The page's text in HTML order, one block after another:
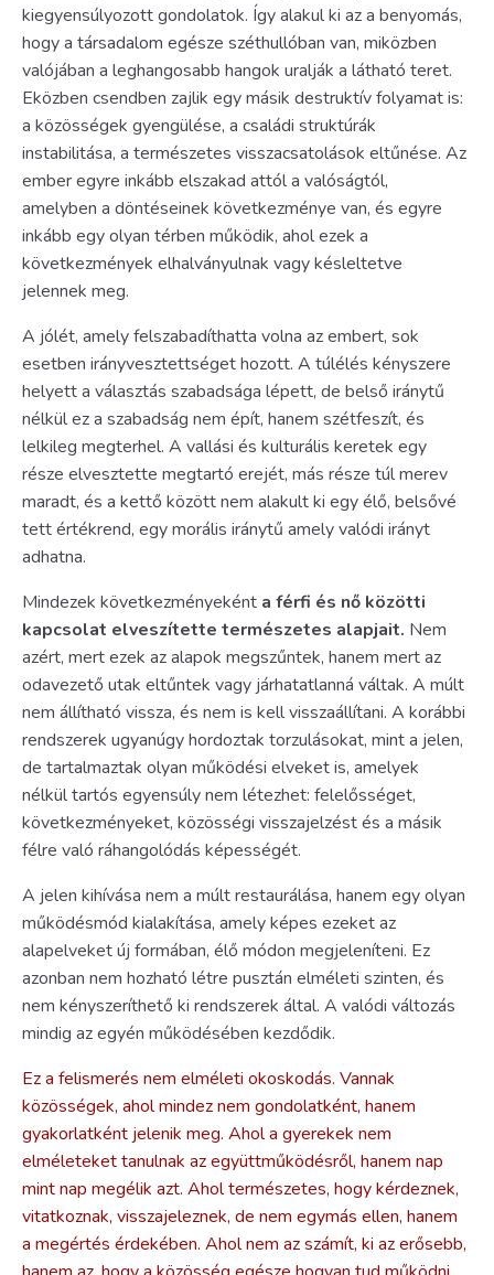
kiegyensúlyozott gondolatok. Így alakul ki az a benyomás,
hogy a társadalom egésze széthullóban van, miközben
valójában a leghangosabb hangok uralják a látható teret.
Eközben csendben zajlik egy másik destruktív folyamat is:
a közösségek gyengülése, a családi struktúrák
instabilitása, a természetes visszacsatolások eltűnése. Az
ember egyre inkább elszakad attól a valóságtól,
amelyben a döntéseinek következménye van, és egyre
inkább egy olyan térben működik, ahol ezek a
következmények elhalványulnak vagy késleltetve
jelennek meg.
A jólét, amely felszabadíthatta volna az embert, sok
esetben irányvesztettséget hozott. A túlélés kényszere
helyett a választás szabadsága lépett, de belső iránytű
nélkül ez a szabadság nem épít, hanem szétfeszít, és
lelkileg megterhel. A vallási és kulturális keretek egy
része elvesztette megtartó erejét, más része túl merev
maradt, és a kettő között nem alakult ki egy élő, belsővé
tett értékrend, egy morális iránytű amely valódi irányt
adhatna.
Mindezek következményeként a férfi és nő közötti
kapcsolat elveszítette természetes alapjait. Nem
azért, mert ezek az alapok megszűntek, hanem mert az
odavezető utak eltűntek vagy járhatatlanná váltak. A múlt
nem állítható vissza, és nem is kell visszaállítani. A korábbi
rendszerek ugyanúgy hordoztak torzulásokat, mint a jelen,
de tartalmaztak olyan működési elveket is, amelyek
nélkül tartós egyensúly nem létezhet: felelősséget,
következményeket, közösségi visszajelzést és a másik
félre való ráhangolódás képességét.
A jelen kihívása nem a múlt restaurálása, hanem egy olyan
működésmód kialakítása, amely képes ezeket az
alapelveket új formában, élő módon megjeleníteni. Ez
azonban nem hozható létre pusztán elméleti szinten, és
nem kényszeríthető ki rendszerek által. A valódi változás
mindig az egyén működésében kezdődik.
Ez a felismerés nem elméleti okoskodás. Vannak
közösségek, ahol mindez nem gondolatként, hanem
gyakorlatként jelenik meg. Ahol a gyerekek nem
elméleteket tanulnak az együttműködésről, hanem nap
mint nap megélik azt. Ahol természetes, hogy kérdeznek,
vitatkoznak, visszajeleznek, de nem egymás ellen, hanem
a megértés érdekében. Ahol nem az számít, ki az erősebb,